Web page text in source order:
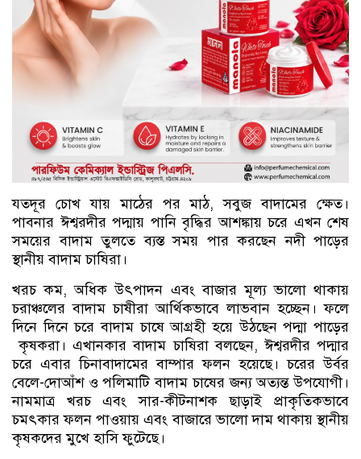
যতদূর চোখ যায় মাঠের পর মাঠ, সবুজ বাদামের ক্ষেত।
পাবনার ঈশ্বরদীর পদ্মায় পানি বৃদ্ধির আশঙ্কায় চরে এখন শেষ
সময়ের বাদাম তুলতে ব্যস্ত সময় পার করছেন নদী পাড়ের
স্থানীয় বাদাম চাষিরা।
খরচ কম, অধিক উৎপাদন এবং বাজার মূল্য ভালো থাকায়
চরাঞ্চলের বাদাম চাষীরা আর্থিকভাবে লাভবান হচ্ছেন। ফলে
দিনে দিনে চরে বাদাম চাষে আগ্রহী হয়ে উঠছেন পদ্মা পাড়ের
কৃষকরা। এখানকার বাদাম চাষিরা বলছেন, ঈশ্বরদীর পদ্মার
চরে এবার চিনাবাদামের বাম্পার ফলন হয়েছে। চরের উর্বর
বেলে-দোআঁশ ও পলিমাটি বাদাম চাষের জন্য অত্যন্ত উপযোগী।
নামমাত্র খরচ এবং সার-কীটনাশক ছাড়াই প্রাকৃতিকভাবে
চমৎকার ফলন পাওয়ায় এবং বাজারে ভালো দাম থাকায় স্থানীয়
কৃষকদের মুখে হাসি ফুটেছে।